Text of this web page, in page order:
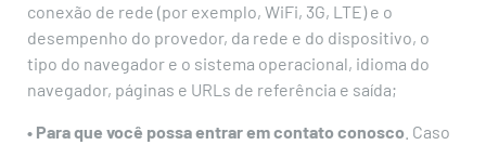
conexão de rede (por exemplo, WiFi, 3G, LTE) e o
desempenho do provedor, da rede e do dispositivo, o
tipo do navegador e o sistema operacional, idioma do
navegador, páginas e URLs de referência e saída;
• Para que você possa entrar em contato conosco . Caso